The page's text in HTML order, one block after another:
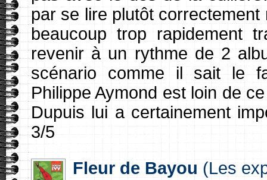
par se lire plutôt correctement
beaucoup trop rapidement
revenir à un rythme de 2
scénario comme il sait le
Philippe Aymond est loin de
Dupuis lui a certainement
3/5
Fleur de Bayou (Les